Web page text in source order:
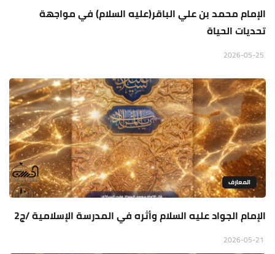
الإمام محمد بن علي الباقر(عليه السلام) في مواجهة
تحديات الحياة
المعارف
الإمام الجواد عليه السلام وأثره في المدرسة الإسلامية /ج2